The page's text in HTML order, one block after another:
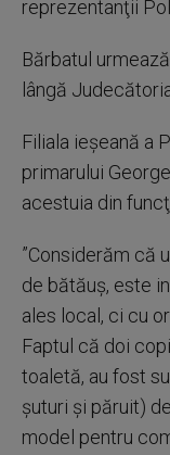
reprezentanţii
Bărbatul
lângă
Filiala ieşeană a
primarului
acestuia din
”Considerăm că
de bătăuş, este
ales local, ci cu
Faptul că doi
toaletă, au fost
şuturi şi păruit)
model pentru